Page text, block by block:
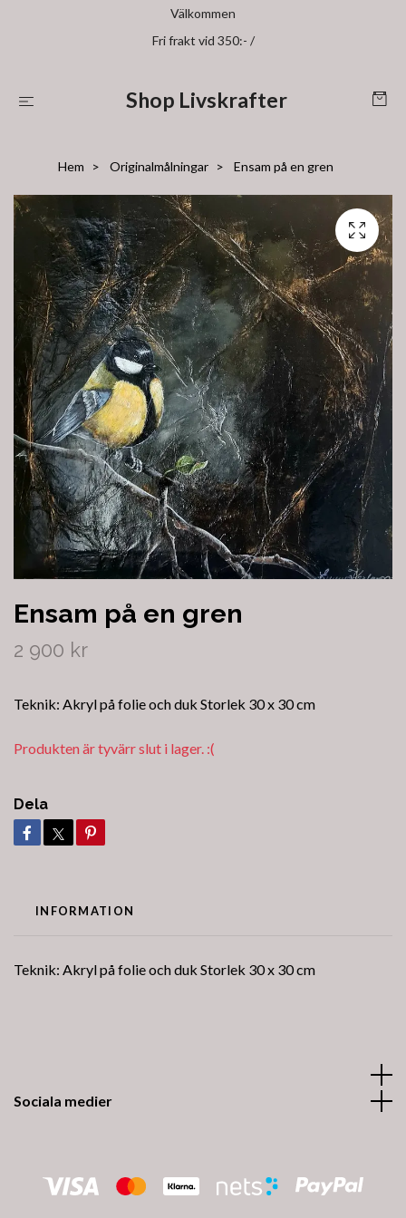
Välkommen
Fri frakt vid 350:- /
Shop Livskrafter
Hem Originalmålningar Ensam på en gren
Ensam på en gren
2 900 kr
Teknik: Akryl på folie och duk Storlek 30 x 30 cm
Produkten är tyvärr slut i lager. :(
Dela
INFORMATION
Teknik: Akryl på folie och duk Storlek 30 x 30 cm
Sociala medier